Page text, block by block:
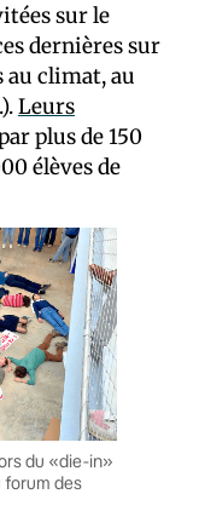
sur le
dernières sur
au climat, au
Leurs
plus de 150
élèves de
du «die-in»
forum des